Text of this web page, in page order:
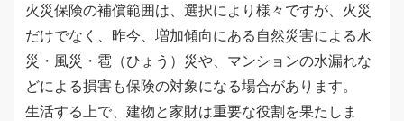
火災保険の補償範囲は、選択により様々ですが、火災
だけでなく、昨今、増加傾向にある自然災害による水
災・風災・雹（ひょう）災や、マンションの水漏れな
どによる損害も保険の対象になる場合があります。
生活する上で、建物と家財は重要な役割を果たしま